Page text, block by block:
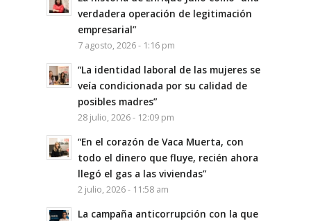
verdadera operación de legitimación
empresarial”
7 agosto, 2026 - 1:16 pm
“La identidad laboral de las mujeres se
veía condicionada por su calidad de
posibles madres”
28 julio, 2026 - 12:09 pm
“En el corazón de Vaca Muerta, con
todo el dinero que fluye, recién ahora
llegó el gas a las viviendas”
2 julio, 2026 - 11:58 am
La campaña anticorrupción con la que